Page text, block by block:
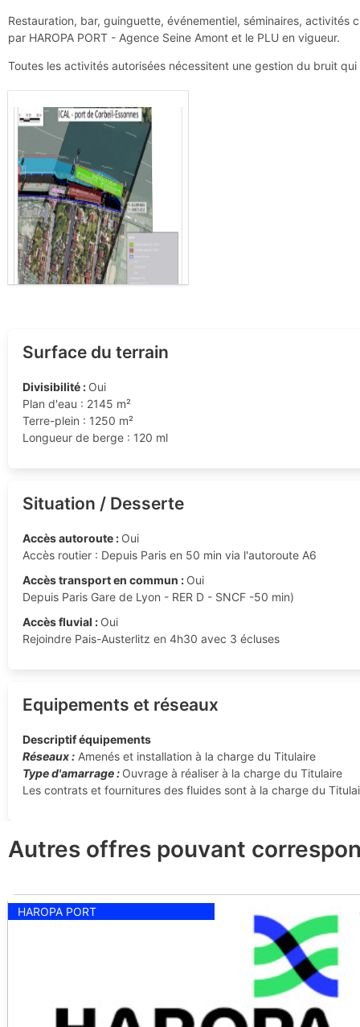
Restauration, bar, guinguette, événementiel, séminaires,
par HAROPA PORT - Agence Seine Amont et le PLU en vigueur.
Toutes les activités autorisées nécessitent une gestion du bruit
Surface du terrain
Divisibilité : Oui
Plan d'eau : 2145 m²
Terre-plein : 1250 m²
Longueur de berge : 120 ml
Situation / Desserte
Accès autoroute : Oui
Accès routier : Depuis Paris en 50 min via l'autoroute A6
Accès transport en commun : Oui
Depuis Paris Gare de Lyon - RER D - SNCF -50 min)
Accès fluvial : Oui
Rejoindre Pais-Austerlitz en 4h30 avec 3 écluses
Equipements et réseaux
Descriptif équipements
Réseaux :Amenés et installation à la charge du Titulaire
Type d'amarrage : Ouvrage à réaliser à la charge du Titulaire
Les contrats et fournitures des fluides sont à la charge du
Autres offres pouvant
HAROPA PORT